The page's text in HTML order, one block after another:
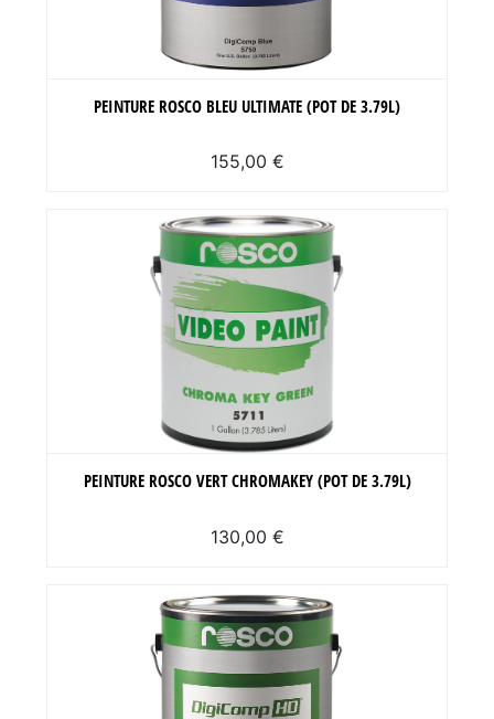
PEINTURE ROSCO BLEU ULTIMATE (POT DE 3.79L)
155,00 €
PEINTURE ROSCO VERT CHROMAKEY (POT DE 3.79L)
130,00 €